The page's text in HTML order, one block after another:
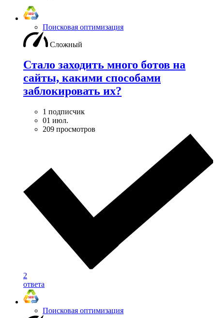
Поисковая оптимизация
Сложный
Стало заходить много ботов на
сайты, какими способами
заблокировать их?
1 подписчик
01 июл.
209 просмотров
2
ответа
Поисковая оптимизация